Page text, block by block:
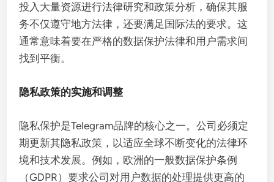
投入大量资源进行法律研究和政策分析，确保其服
务不仅遵守地方法律，还要满足国际法的要求。这
通常意味着要在严格的数据保护法律和用户需求间
找到平衡。
隐私政策的实施和调整
隐私保护是Telegram品牌的核心之一。公司必须定
期更新其隐私政策，以适应全球不断变化的法律环
境和技术发展。例如，欧洲的一般数据保护条例
（GDPR）要求公司对用户数据的处理提供更高的